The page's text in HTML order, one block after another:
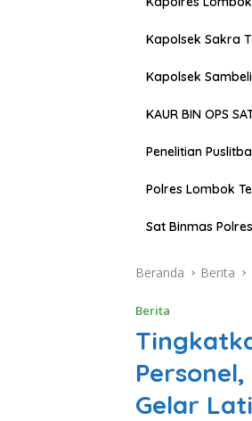
Kapolsek Sakra
Kapolsek
KAUR BIN OPS
Penelitian
Polres Lombok
Sat Binmas
Beranda Berita
Berita
Gelar